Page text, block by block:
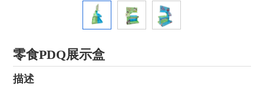
零食PDQ展示盒
描述